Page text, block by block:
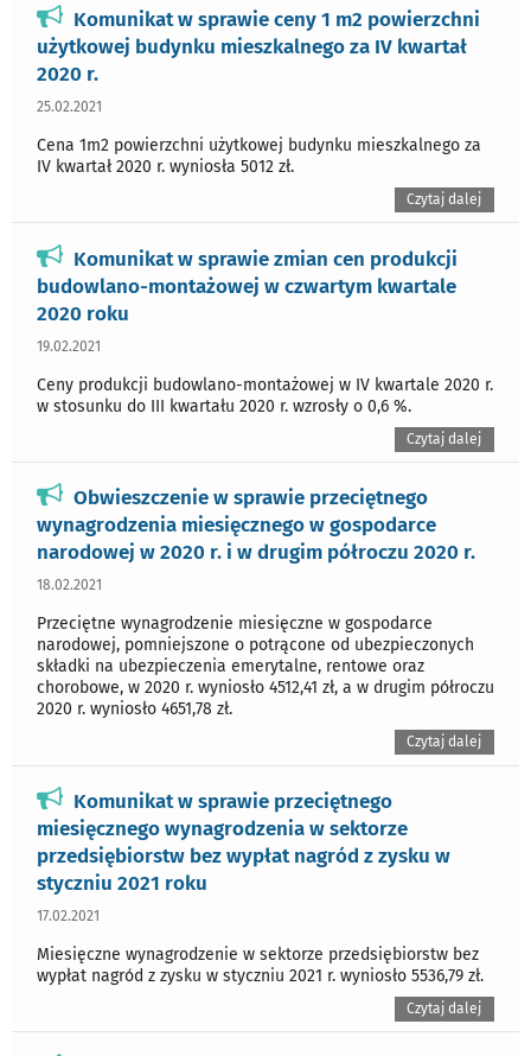
Komunikat w sprawie ceny 1 m2 powierzchni
użytkowej budynku mieszkalnego za IV kwartał
2020 r.
25.02.2021
Cena 1m2 powierzchni użytkowej budynku mieszkalnego za
IV kwartał 2020 r. wyniosła 5012 zł.
Czytaj dalej
Komunikat w sprawie zmian cen produkcji
budowlano-montażowej w czwartym kwartale
2020 roku
19.02.2021
Ceny produkcji budowlano-montażowej w IV kwartale 2020 r.
w stosunku do III kwartału 2020 r. wzrosły o 0,6 %.
Czytaj dalej
Obwieszczenie w sprawie przeciętnego
wynagrodzenia miesięcznego w gospodarce
narodowej w 2020 r. i w drugim półroczu 2020 r.
18.02.2021
Przeciętne wynagrodzenie miesięczne w gospodarce
narodowej, pomniejszone o potrącone od ubezpieczonych
składki na ubezpieczenia emerytalne, rentowe oraz
chorobowe, w 2020 r. wyniosło 4512,41 zł, a w drugim półroczu
2020 r. wyniosło 4651,78 zł.
Czytaj dalej
Komunikat w sprawie przeciętnego
miesięcznego wynagrodzenia w sektorze
przedsiębiorstw bez wypłat nagród z zysku w
styczniu 2021 roku
17.02.2021
Miesięczne wynagrodzenie w sektorze przedsiębiorstw bez
wypłat nagród z zysku w styczniu 2021 r. wyniosło 5536,79 zł.
Czytaj dalej